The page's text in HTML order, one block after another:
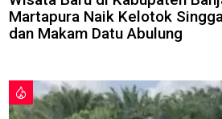
Martapura Naik Kelotok
dan Makam Datu Abulung